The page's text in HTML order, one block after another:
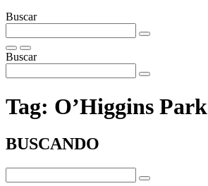
Buscar
Buscar
Tag: O’Higgins Park
BUSCANDO